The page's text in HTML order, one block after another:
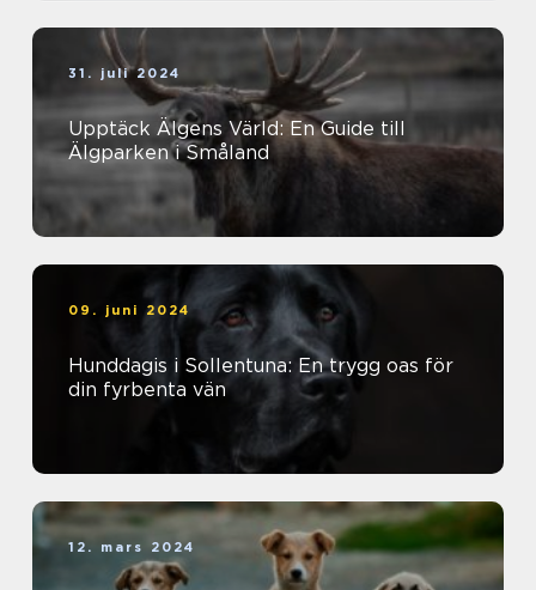
31. juli 2024
Upptäck Älgens Värld: En Guide till
Älgparken i Småland
09. juni 2024
Hunddagis i Sollentuna: En trygg oas för
din fyrbenta vän
12. mars 2024